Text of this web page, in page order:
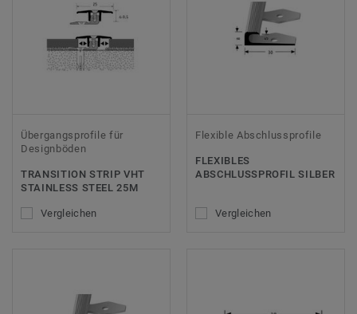
Übergangsprofile für
Designböden
TRANSITION STRIP VHT
STAINLESS STEEL 25M
Vergleichen
Flexible Abschlussprofile
FLEXIBLES
ABSCHLUSSPROFIL SILBER
Vergleichen